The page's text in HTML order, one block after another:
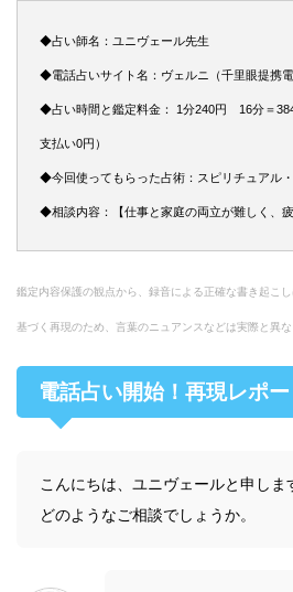
◆占い師名：ユニヴェール先生
◆電話占いサイト名：ヴェルニ（千里眼提携電
◆占い時間と鑑定料金： 1分240円 16分＝
支払い0円）
◆今回使ってもらった占術：スピリチュアル
◆相談内容：【仕事と家庭の両立が難しく、疲
鑑定内容保護の観点から、録音による正確な書き起こ
基づく再現のため、言葉のニュアンスなどは実際と異な
電話占い開始！再現レポー
こんにちは、ユニヴェールと申しま
どのようなご相談でしょうか。